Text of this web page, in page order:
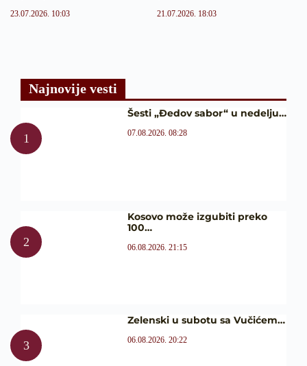
23.07.2026. 10:03 21.07.2026. 18:03
Najnovije vesti
Šesti „Đedov sabor“ u nedelju…
07.08.2026. 08:28
Kosovo može izgubiti preko
100…
06.08.2026. 21:15
Zelenski u subotu sa Vučićem…
06.08.2026. 20:22